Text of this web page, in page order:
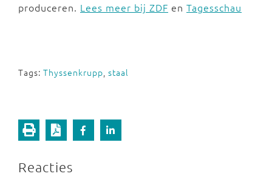
produceren. Lees meer bij ZDF en Tagesschau
Tags: Thyssenkrupp, staal
Reacties